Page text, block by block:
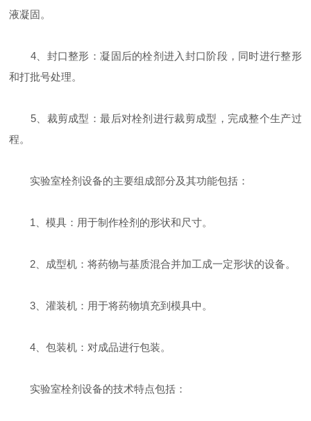
液凝固‌。
‌4、封口整形‌：凝固后的栓剂进入封口阶段，同时进行整形
和打批号处理‌。
‌5、裁剪成型‌：最后对栓剂进行裁剪成型，完成整个生产过
程‌。
‌实验室栓剂设备的主要组成部分及其功能包括‌：
‌1、模具‌：用于制作栓剂的形状和尺寸‌。
‌2、成型机‌：将药物与基质混合并加工成一定形状的设备‌。
‌3、灌装机‌：用于将药物填充到模具中‌。
‌4、包装机‌：对成品进行包装‌。
‌实验室栓剂设备的技术特点包括‌：